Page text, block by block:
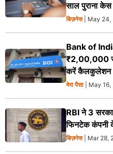
साल पुराना केस
बिज़नेस| May 24,
Bank of
₹2,00,000
करें कैलकुलेशन
मेरा पैसा| May 16,
RBI ने 3
फिनटेक कंपनी के
बिज़नेस| Mar 28,